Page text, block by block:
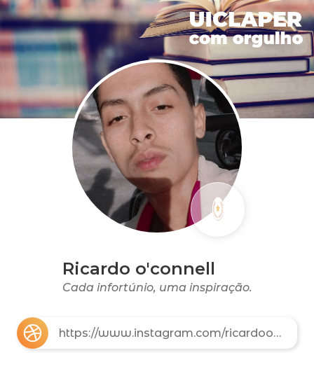
Ricardo o'connell
Cada infortúnio, uma inspiração.
https://www.instagram.com/ricardooconell_/profilecard/?igsh=MTZtdHo1bzJhdzJyOQ==